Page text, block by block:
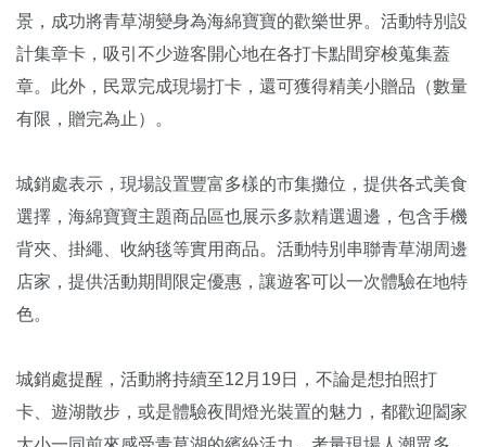
景，成功將青草湖變身為海綿寶寶的歡樂世界。活動特別設
計集章卡，吸引不少遊客開心地在各打卡點間穿梭蒐集蓋
章。此外，民眾完成現場打卡，還可獲得精美小贈品（數量
有限，贈完為止）。
城銷處表示，現場設置豐富多樣的市集攤位，提供各式美食
選擇，海綿寶寶主題商品區也展示多款精選週邊，包含手機
背夾、掛繩、收納毯等實用商品。活動特別串聯青草湖周邊
店家，提供活動期間限定優惠，讓遊客可以一次體驗在地特
色。
城銷處提醒，活動將持續至12月19日，不論是想拍照打
卡、遊湖散步，或是體驗夜間燈光裝置的魅力，都歡迎闔家